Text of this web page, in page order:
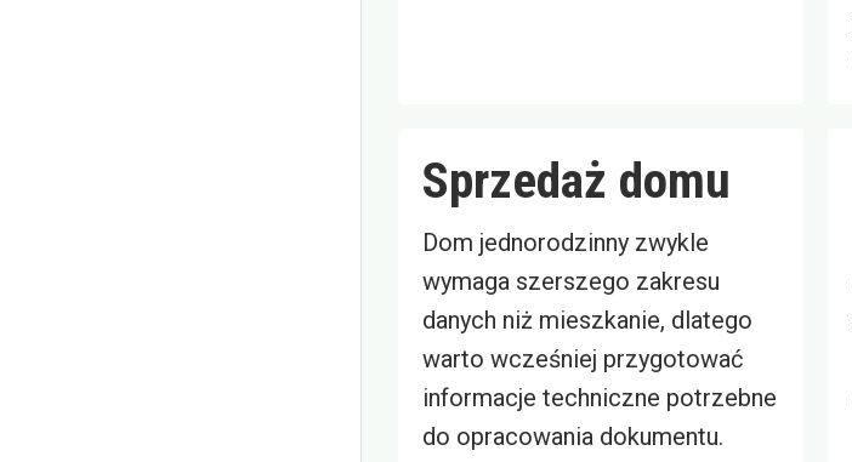
Sprzedaż domu
Dom jednorodzinny zwykle
wymaga szerszego zakresu
danych niż mieszkanie, dlatego
warto wcześniej przygotować
informacje techniczne potrzebne
do opracowania dokumentu.